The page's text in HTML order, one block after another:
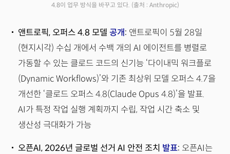
4.8이 업무 방식을 바꾸고 있다. (출처 : Anthropic)
앤트로픽, 오퍼스 4.8 모델 공개: 앤트로픽이 5월 28일
(현지시각) 수십 개에서 수백 개의 AI 에이전트를 병렬로
가동할 수 있는 클로드 코드의 신기능 ‘다이내믹 워크플로
(Dynamic Workflows)’와 기존 최상위 모델 오퍼스 4.7을
개선한 ‘클로드 오퍼스 4.8(Claude Opus 4.8)’을 발표.
AI가 특정 작업 실행 계획까지 수립, 작업 시간 축소 및
생산성 극대화가 가능
오픈AI, 2026년 글로벌 선거 AI 안전 조치 발표: 오픈AI는